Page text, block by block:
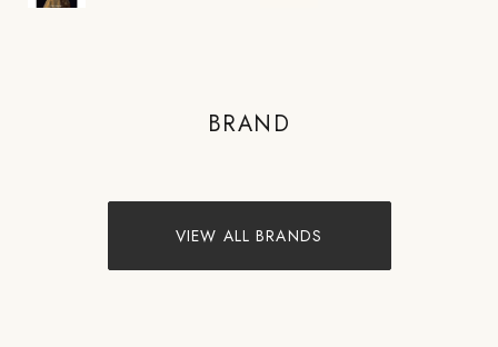
BRAND
VIEW ALL BRANDS